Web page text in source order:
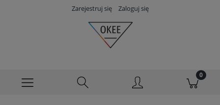
Zarejestruj się Zaloguj się